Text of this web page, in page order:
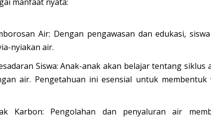
Air: Dengan pengawasan dan edukasi,
nyiakan air.
Siswa: Anak-anak akan belajar tentang siklus
air. Pengetahuan ini esensial untuk
Karbon: Pengolahan dan penyaluran air